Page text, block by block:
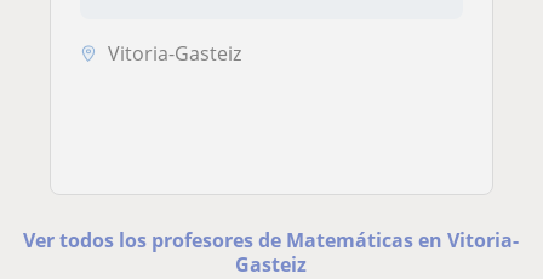
Vitoria-Gasteiz
Ver todos los profesores de Matemáticas en Vitoria-
Gasteiz